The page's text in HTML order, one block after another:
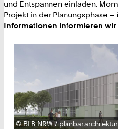
und Entspannen einladen.
Projekt in der Planungsphase –
Informationen informieren wir
Urheberrecht:
©BLB NRW /